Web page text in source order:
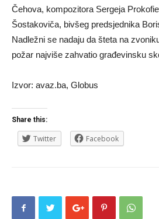
Čehova, kompozitora Sergeja
Šostakoviča, bivšeg predsjednika
Nadležni se nadaju da šteta na
požar najviše zahvatio građevinsku
Izvor: avaz.ba, Globus
Share this:
Twitter Facebook